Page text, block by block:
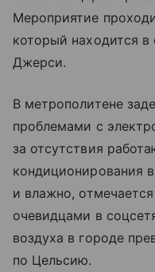
Мероприятие
который находится
Джерси.
В метрополитене
проблемами с
за отсутствия
кондиционирования
и влажно,
очевидцами в
воздуха в городе
по Цельсию.